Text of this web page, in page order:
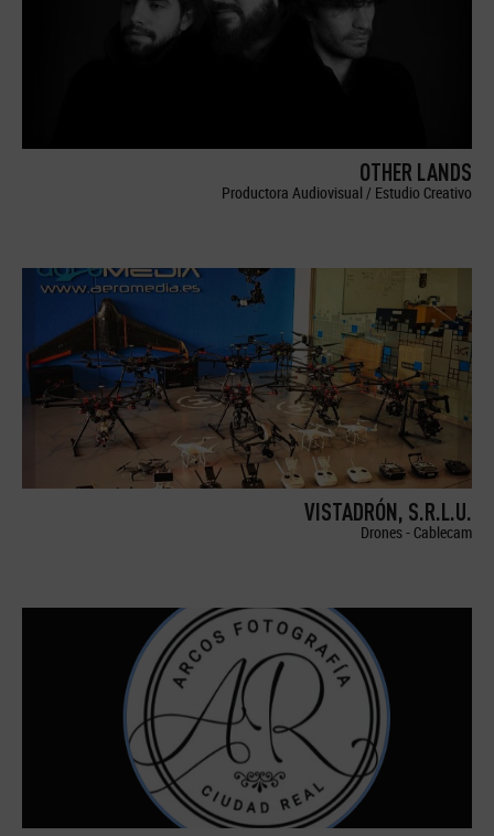
OTHER LANDS
Productora Audiovisual / Estudio Creativo
VISTADRÓN, S.R.L.U.
Drones - Cablecam